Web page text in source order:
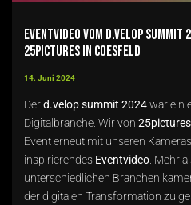
Eventvideo vom d.velop summit
25pictures in Coesfeld
14. Juni 2024
Derd.velop summit 2024war ein
Digitalbranche. Wir von 25pictures
Event erneut mit unseren
inspirierendes Eventvideo. Mehr
unterschiedlichen Branchen
der digitalen Transformation zu